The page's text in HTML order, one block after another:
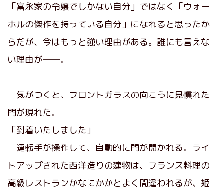
「富永家の令嬢でしかない自分」ではなく「ウォー
ホルの傑作を持っている自分」になれると思ったか
らだが、今はもっと強い理由がある。誰にも言えな
い理由が──。
気がつくと、フロントガラスの向こうに見慣れた
門が現れた。
「到着いたしました」
運転手が操作して、自動的に門が開かれる。ライ
トアップされた西洋造りの建物は、フランス料理の
高級レストランかなにかかとよく間違われるが、姫